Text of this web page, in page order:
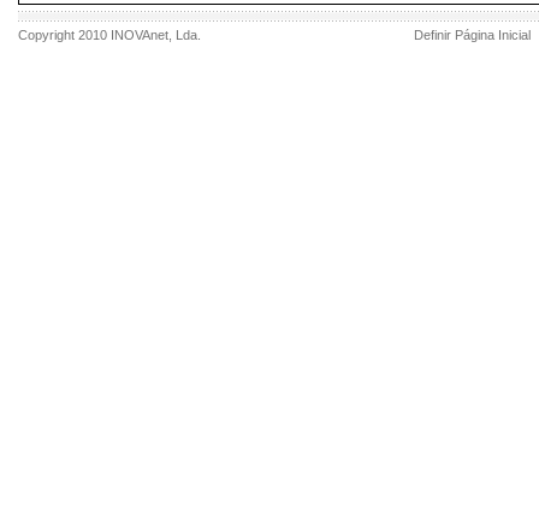
Copyright 2010 INOVAnet , Lda. Definir Página Inicial